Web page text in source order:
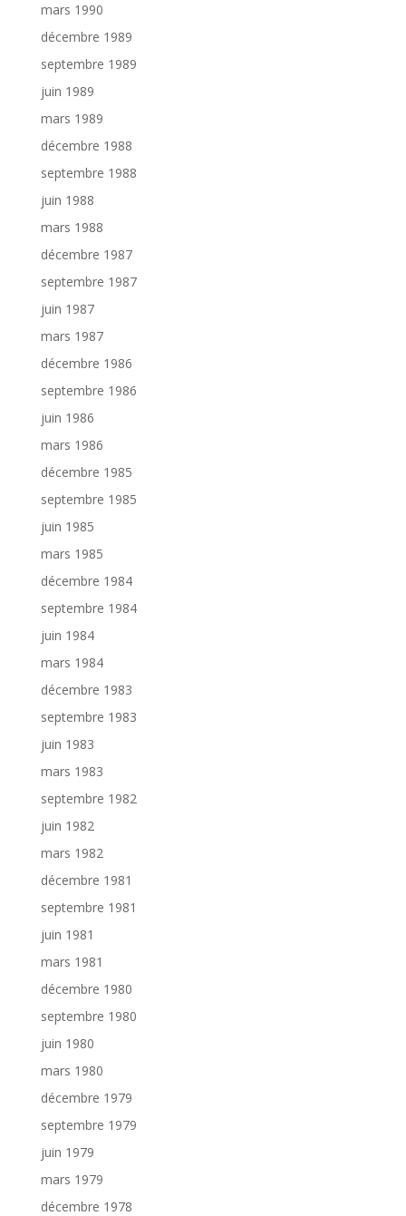
mars 1990
décembre 1989
septembre 1989
juin 1989
mars 1989
décembre 1988
septembre 1988
juin 1988
mars 1988
décembre 1987
septembre 1987
juin 1987
mars 1987
décembre 1986
septembre 1986
juin 1986
mars 1986
décembre 1985
septembre 1985
juin 1985
mars 1985
décembre 1984
septembre 1984
juin 1984
mars 1984
décembre 1983
septembre 1983
juin 1983
mars 1983
septembre 1982
juin 1982
mars 1982
décembre 1981
septembre 1981
juin 1981
mars 1981
décembre 1980
septembre 1980
juin 1980
mars 1980
décembre 1979
septembre 1979
juin 1979
mars 1979
décembre 1978